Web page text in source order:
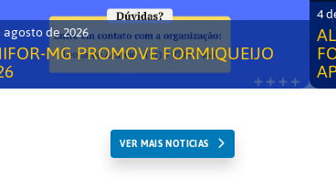
de 2026
MG PROMOVE FORMIQUEIJO
4
VER MAIS NOTICIAS